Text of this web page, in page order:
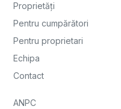
Proprietăți
Pentru cumpărători
Pentru proprietari
Echipa
Contact
ANPC